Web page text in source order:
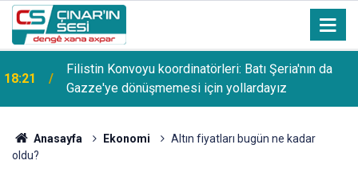
18:15
Filistin Konvoyu büyüyor: 500 aktivist değil, tüm
vicdan sahipleriyle gidiyoruz
Anasayfa Ekonomi
Altın fiyatları bugün ne kadar
oldu?